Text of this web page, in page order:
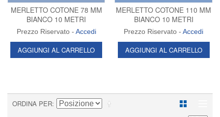
MERLETTO COTONE 78 MM
BIANCO 10 METRI
Prezzo Riservato - Accedi
AGGIUNGI AL CARRELLO
MERLETTO COTONE 110 MM
BIANCO 10 METRI
Prezzo Riservato -Accedi
AGGIUNGI AL CARRELLO
ORDINA PER